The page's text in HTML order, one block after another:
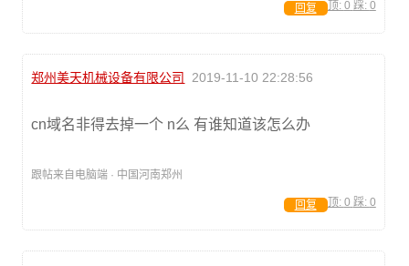
顶: 0 踩: 0
回复
郑州美天机械设备有限公司 2019-11-10 22:28:56
cn域名非得去掉一个 n么 有谁知道该怎么办
跟帖来自电脑端 · 中国河南郑州
顶: 0 踩: 0
回复